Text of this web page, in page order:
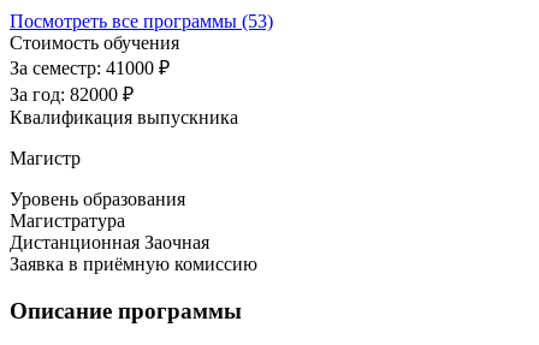
Посмотреть все программы (53)
Стоимость обучения
За семестр: 41000 ₽
За год: 82000 ₽
Квалификация выпускника
Магистр
Уровень образования
Магистратура
Дистанционная Заочная
Заявка в приёмную комиссию
Описание программы